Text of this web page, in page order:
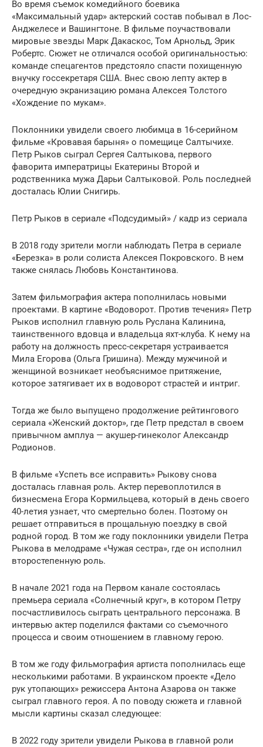
Во время съемок комедийного боевика
«Максимальный удар» актерский состав побывал в Лос-
Анджелесе и Вашингтоне. В фильме поучаствовали
мировые звезды Марк Дакаскос, Том Арнольд, Эрик
Робертс. Сюжет не отличался особой оригинальностью:
команде спецагентов предстояло спасти похищенную
внучку госсекретаря США. Внес свою лепту актер в
очередную экранизацию романа Алексея Толстого
«Хождение по мукам».
Поклонники увидели своего любимца в 16-серийном
фильме «Кровавая барыня» о помещице Салтычихе.
Петр Рыков сыграл Сергея Салтыкова, первого
фаворита императрицы Екатерины Второй и
родственника мужа Дарьи Салтыковой. Роль последней
досталась Юлии Снигирь.
Петр Рыков в сериале «Подсудимый» / кадр из сериала
В 2018 году зрители могли наблюдать Петра в сериале
«Березка» в роли солиста Алексея Покровского. В нем
также снялась Любовь Константинова.
Затем фильмография актера пополнилась новыми
проектами. В картине «Водоворот. Против течения» Петр
Рыков исполнил главную роль Руслана Калинина,
таинственного вдовца и владельца яхт-клуба. К нему на
работу на должность пресс-секретаря устраивается
Мила Егорова (Ольга Гришина). Между мужчиной и
женщиной возникает необъяснимое притяжение,
которое затягивает их в водоворот страстей и интриг.
Тогда же было выпущено продолжение рейтингового
сериала «Женский доктор», где Петр предстал в своем
привычном амплуа — акушер-гинеколог Александр
Родионов.
В фильме «Успеть все исправить» Рыкову снова
досталась главная роль. Актер перевоплотился в
бизнесмена Егора Кормильцева, который в день своего
40-летия узнает, что смертельно болен. Поэтому он
решает отправиться в прощальную поездку в свой
родной город. В том же году поклонники увидели Петра
Рыкова в мелодраме «Чужая сестра», где он исполнил
второстепенную роль.
В начале 2021 года на Первом канале состоялась
премьера сериала «Солнечный круг», в котором Петру
посчастливилось сыграть центрального персонажа. В
интервью актер поделился фактами со съемочного
процесса и своим отношением в главному герою.
В том же году фильмография артиста пополнилась еще
несколькими работами. В украинском проекте «Дело
рук утопающих» режиссера Антона Азарова он также
сыграл главного героя. А по поводу сюжета и главной
мысли картины сказал следующее:
В 2022 году зрители увидели Рыкова в главной роли